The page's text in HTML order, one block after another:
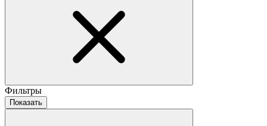
Фильтры
Показать